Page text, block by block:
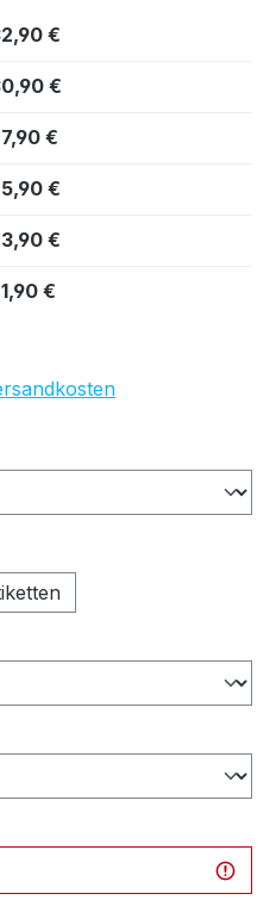
€
€
€
€
€
€